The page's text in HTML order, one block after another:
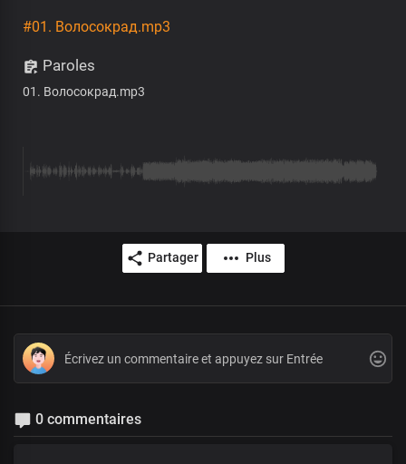
#01. Волосокрад.mp3
Paroles
01. Волосокрад.mp3
Partager Plus
0 commentaires